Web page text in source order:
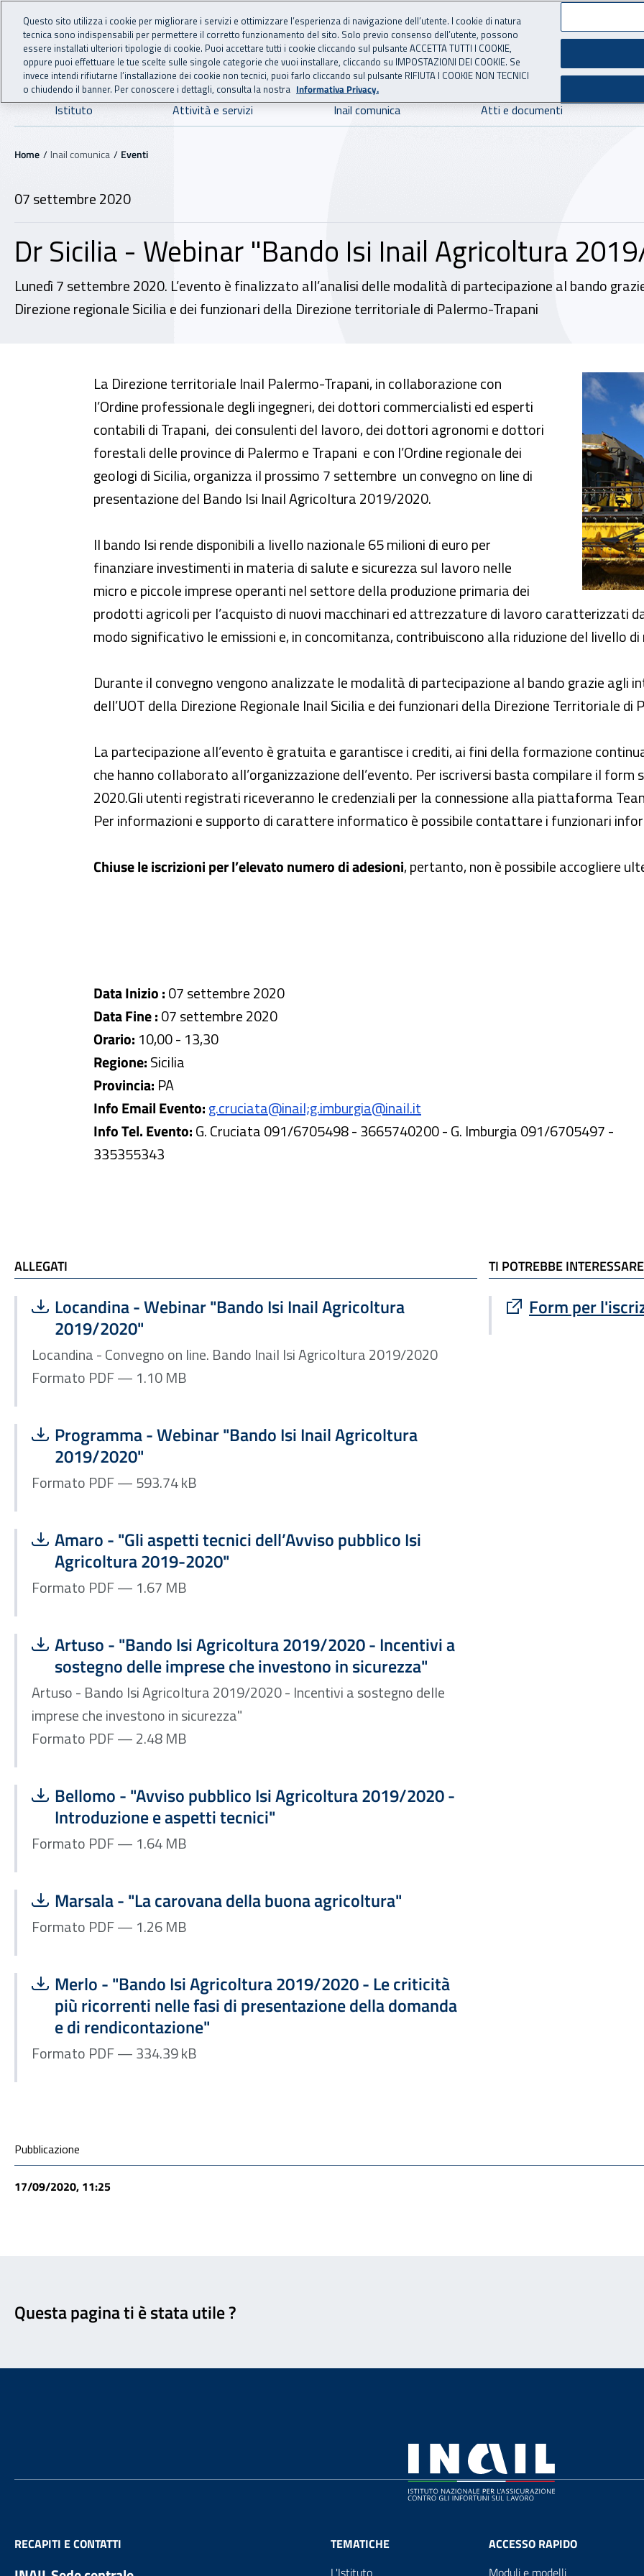
Vai al menu principale
Vai al contenuto principale
INAIL - Istituto Nazionale per l'Assicurazione
Navigazione principale
Istituto Attività e servizi Inail comunica Atti e documenti
Navigazione - Ti trovi in:
Home Inail comunica Eventi
07 settembre 2020
Dr Sicilia - Webinar "Bando Isi Inail Agricoltura
Lunedì 7 settembre 2020. L’evento è finalizzato all’analisi delle modalità di partecipazione al bando
Direzione regionale Sicilia e dei funzionari della Direzione territoriale di Palermo-Trapani
Dr Sicilia - Webinar "Bando Isi Inail Agricoltura 2019/2020"
La Direzione territoriale Inail Palermo-Trapani, in collaborazione con
l’Ordine professionale degli ingegneri, dei dottori commercialisti ed esperti
contabili di Trapani, dei consulenti del lavoro, dei dottori agronomi e dottori
forestali delle province di Palermo e Trapani e con l’Ordine regionale dei
geologi di Sicilia, organizza il prossimo 7 settembre un convegno on line di
presentazione del Bando Isi Inail Agricoltura 2019/2020.
Il bando Isi rende disponibili a livello nazionale 65 milioni di euro per
finanziare investimenti in materia di salute e sicurezza sul lavoro nelle
micro e piccole imprese operanti nel settore della produzione primaria dei
prodotti agricoli per l’acquisto di nuovi macchinari ed attrezzature di lavoro caratterizzati
modo significativo le emissioni e, in concomitanza, contribuiscono alla riduzione del livello
Durante il convegno vengono analizzate le modalità di partecipazione al bando grazie agli
dell’UOT della Direzione Regionale Inail Sicilia e dei funzionari della Direzione Territoriale di
La partecipazione all’evento è gratuita e garantisce i crediti, ai fini della formazione
che hanno collaborato all’organizzazione dell’evento. Per iscriversi basta compilare il
2020.Gli utenti registrati riceveranno le credenziali per la connessione alla piattaforma
Per informazioni e supporto di carattere informatico è possibile contattare i funzionari
Chiuse le iscrizioni per l’elevato numero di adesioni, pertanto, non è possibile accogliere
Data Inizio :07 settembre 2020
Data Fine :07 settembre 2020
Orario: 10,00 - 13,30
Regione:Sicilia
Provincia: PA
Info Email Evento:g.cruciata@inail;g.imburgia@inail.it
Info Tel. Evento:G. Cruciata 091/6705498 - 3665740200 - G. Imburgia 091/6705497 -
335355343
ALLEGATI e TI POTREBBE INTERESSARE
ALLEGATI
Scarica file:
Locandina - Webinar "Bando Isi Inail Agricoltura
2019/2020"
Formato PDF — Dimensione 1.10 MB
Locandina - Convegno on line. Bando Inail Isi Agricoltura 2019/2020
Formato PDF — 1.10 MB
Scarica file:
Programma - Webinar "Bando Isi Inail Agricoltura
2019/2020"
Formato PDF — Dimensione 593.74 kB
Formato PDF — 593.74 kB
Scarica file:
Amaro - "Gli aspetti tecnici dell’Avviso pubblico Isi
Agricoltura 2019-2020"
Formato PDF — Dimensione 1.67 MB
Formato PDF — 1.67 MB
Scarica file:
Artuso - "Bando Isi Agricoltura 2019/2020 - Incentivi a
sostegno delle imprese che investono in sicurezza"
Formato PDF — Dimensione 2.48 MB
Artuso - Bando Isi Agricoltura 2019/2020 - Incentivi a sostegno delle
imprese che investono in sicurezza"
Formato PDF — 2.48 MB
Scarica file:
Bellomo - "Avviso pubblico Isi Agricoltura 2019/2020 -
Introduzione e aspetti tecnici"
Formato PDF — Dimensione 1.64 MB
Formato PDF — 1.64 MB
Scarica file:
Marsala - "La carovana della buona agricoltura"
Formato PDF — Dimensione 1.26 MB
Formato PDF — 1.26 MB
Scarica file:
Merlo - "Bando Isi Agricoltura 2019/2020 - Le criticità
più ricorrenti nelle fasi di presentazione della domanda
e di rendicontazione"
Formato PDF — Dimensione 334.39 kB
Formato PDF — 334.39 kB
TI POTREBBE INTERESSARE
Form per
Sito esterno : apre
Condivisione social
Pubblicazione
17/09/2020, 11:25
Questa pagina ti è stata utile ?
RECAPITI E CONTATTI
TEMATICHE
ACCESSO RAPIDO
Questo sito utilizza i cookie per migliorare i servizi e ottimizzare l’esperienza di navigazione dell’utente. I cookie di natura
tecnica sono indispensabili per permettere il corretto funzionamento del sito. Solo previo consenso dell’utente, possono
essere installati ulteriori tipologie di cookie. Puoi accettare tutti i cookie cliccando sul pulsante ACCETTA TUTTI I COOKIE,
oppure puoi effettuare le tue scelte sulle singole categorie che vuoi installare, cliccando su IMPOSTAZIONI DEI COOKIE. Se
invece intendi rifiutarne l’installazione dei cookie non tecnici, puoi farlo cliccando sul pulsante RIFIUTA I COOKIE NON TECNICI
o chiudendo il banner. Per conoscere i dettagli, consulta la nostra Informativa Privacy.